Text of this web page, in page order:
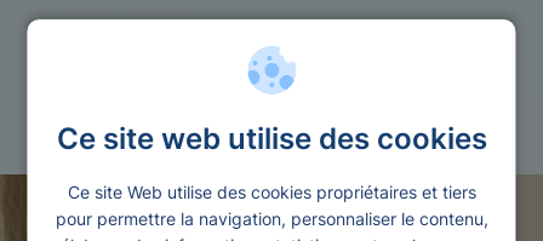
Ce site web utilise des cookies
Ce site Web utilise des cookies propriétaires et tiers
pour permettre la navigation, personnaliser le contenu,